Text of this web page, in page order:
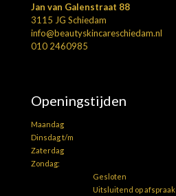
Jan van Galenstraat 88
3115 JG Schiedam
info@beautyskincareschiedam.nl
010 2460985
Openingstijden
Maandag
Dinsdag t/m
Zaterdag
Zondag:
Gesloten
Uitsluitend op afspraak